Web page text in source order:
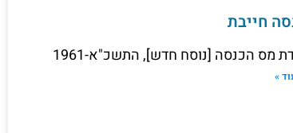
חייבת
מס הכנסה [נוסח חדש], התשכ"א-1961
»